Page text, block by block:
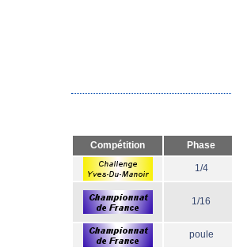
Compétition Phase
1/4
1/16
poule